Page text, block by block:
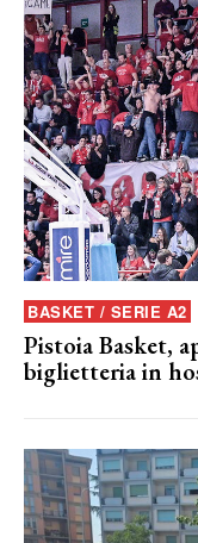
BASKET / SERIE A2
Pistoia Basket,
biglietteria in